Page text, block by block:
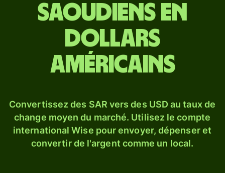
saoudiens en
dollars
américains
Convertissez des SAR vers des USD au taux de
change moyen du marché. Utilisez le compte
international Wise pour envoyer, dépenser et
convertir de l'argent comme un local.